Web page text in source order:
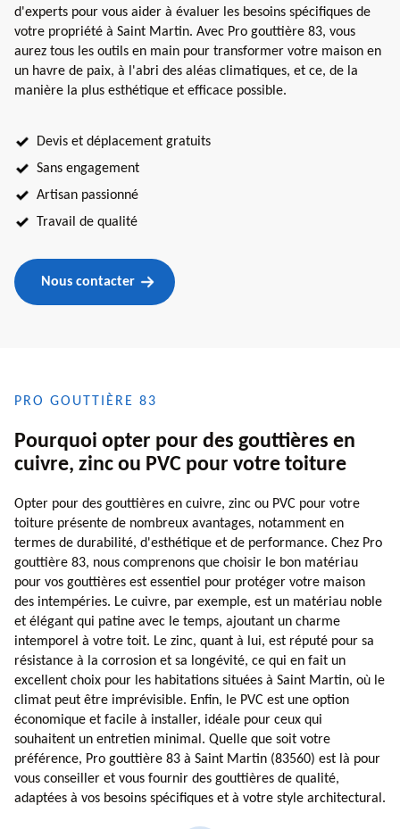
d'experts pour vous aider à évaluer les besoins spécifiques de
votre propriété à Saint Martin. Avec Pro gouttière 83, vous
aurez tous les outils en main pour transformer votre maison en
un havre de paix, à l'abri des aléas climatiques, et ce, de la
manière la plus esthétique et efficace possible.
Devis et déplacement gratuits
Sans engagement
Artisan passionné
Travail de qualité
Nous contacter
PRO GOUTTIÈRE 83
Pourquoi opter pour des gouttières en
cuivre, zinc ou PVC pour votre toiture
Opter pour des gouttières en cuivre, zinc ou PVC pour votre
toiture présente de nombreux avantages, notamment en
termes de durabilité, d'esthétique et de performance. Chez Pro
gouttière 83, nous comprenons que choisir le bon matériau
pour vos gouttières est essentiel pour protéger votre maison
des intempéries. Le cuivre, par exemple, est un matériau noble
et élégant qui patine avec le temps, ajoutant un charme
intemporel à votre toit. Le zinc, quant à lui, est réputé pour sa
résistance à la corrosion et sa longévité, ce qui en fait un
excellent choix pour les habitations situées à Saint Martin, où le
climat peut être imprévisible. Enfin, le PVC est une option
économique et facile à installer, idéale pour ceux qui
souhaitent un entretien minimal. Quelle que soit votre
préférence, Pro gouttière 83 à Saint Martin (83560) est là pour
vous conseiller et vous fournir des gouttières de qualité,
adaptées à vos besoins spécifiques et à votre style architectural.